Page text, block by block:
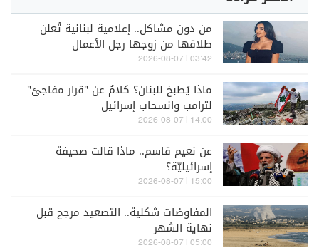
من دون مشاكل.. إعلامية لبنانية تُعلن
طلاقها من زوجها رجل الأعمال
03:42 | 2026-08-07
ماذا يُطبخ للبنان؟ كلامٌ عن "قرار مفاجئ"
لترامب وانسحاب إسرائيل
14:00 | 2026-08-07
عن نعيم قاسم.. ماذا قالت صحيفة
إسرائيليّة؟
15:00 | 2026-08-07
المفاوضات شكلية.. التصعيد مرجح قبل
نهاية الشهر
05:00 | 2026-08-07